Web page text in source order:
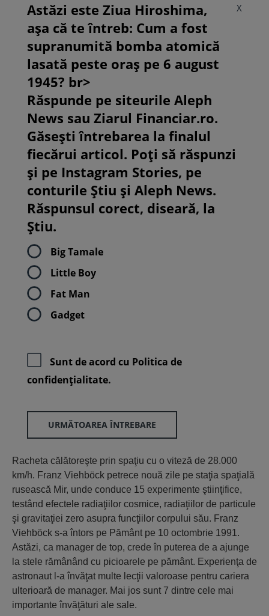
X
Astăzi este Ziua Hiroshima,
așa că te întreb: Cum a fost
supranumită bomba atomică
lasată peste oraș pe 6 august
1945? br>
Răspunde pe siteurile Aleph
News sau Ziarul Financiar.ro.
Găsești întrebarea la finalul
fiecărui articol. Poți să răspunzi
și pe Instagram Stories, pe
conturile Știu și Aleph News.
Răspunsul corect, diseară, la
Știu.
Big Tamale
Little Boy
Fat Man
Gadget
Sunt de acord cu Politica de
confidenţialitate.
URMĂTOAREA ÎNTREBARE
Racheta călătoreşte prin spaţiu cu o viteză de 28.000
km/h. Franz Viehböck petrece nouă zile pe staţia spaţială
rusească Mir, unde conduce 15 experimente ştiinţifice,
testând efectele radiaţiilor cosmice, radiaţiilor de particule
şi gravitaţiei zero asupra funcţiilor corpului său. Franz
Viehböck s-a întors pe Pământ pe 10 octombrie 1991.
Astăzi, ca manager de top, crede în puterea de a ajunge
la stele rămânând cu picioarele pe pământ. Experienţa de
astronaut l-a învăţat multe lecţii valoroase pentru cariera
ulterioară de manager. Mai jos sunt 7 dintre cele mai
importante învăţături ale sale.